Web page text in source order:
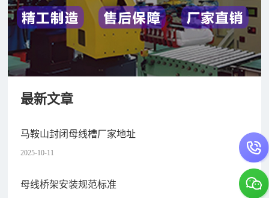
最新文章
马鞍山封闭母线槽厂家地址
2025-10-11
母线桥架安装规范标准